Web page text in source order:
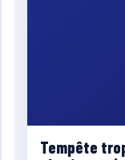
Tempête